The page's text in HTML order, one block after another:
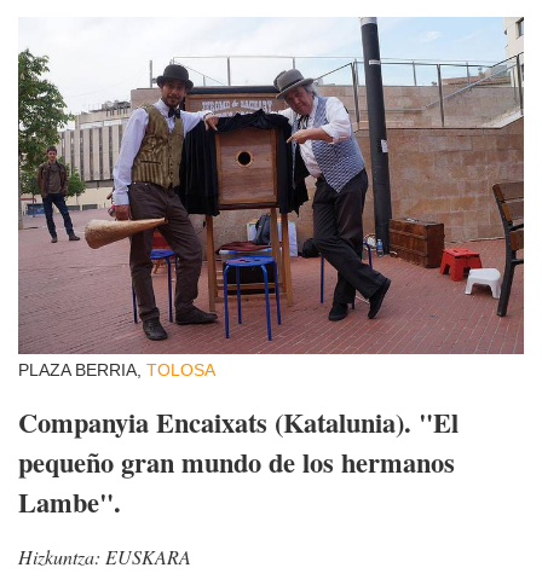
PLAZA BERRIA, TOLOSA
Companyia Encaixats (Katalunia). "El
pequeño gran mundo de los hermanos
Lambe".
Hizkuntza: EUSKARA